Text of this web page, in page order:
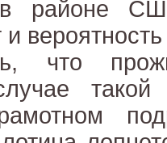
в районе
и
что
такой